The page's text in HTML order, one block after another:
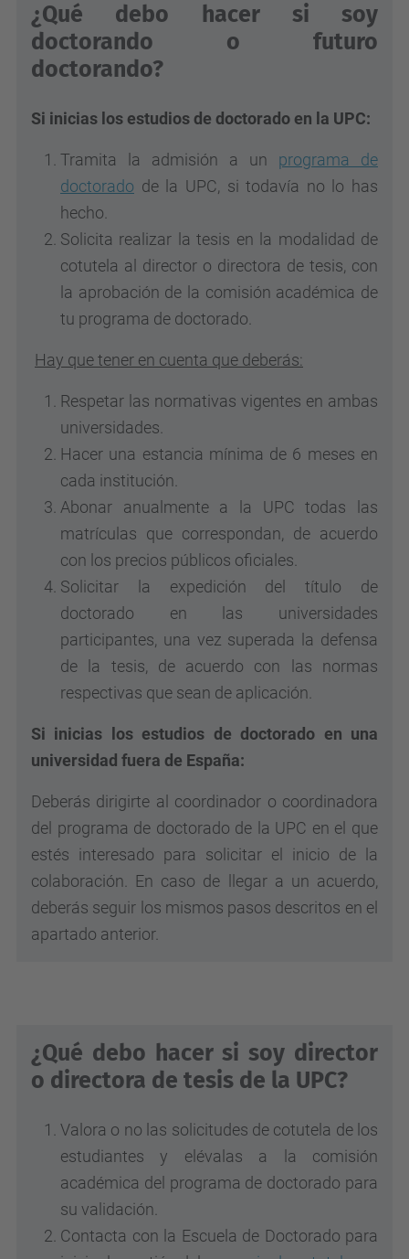
¿Qué debo hacer si soy
doctorando o futuro
doctorando?
Si inicias los estudios de doctorado en la UPC:
Tramita la admisión a un programa de
doctorado de la UPC, si todavía no lo has
hecho.
Solicita realizar la tesis en la modalidad de
cotutela al director o directora de tesis, con
la aprobación de la comisión académica de
tu programa de doctorado.
Hay que tener en cuenta que deberás:
Respetar las normativas vigentes en ambas
universidades.
Hacer una estancia mínima de 6 meses en
cada institución.
Abonar anualmente a la UPC todas las
matrículas que correspondan, de acuerdo
con los precios públicos oficiales.
Solicitar la expedición del título de
doctorado en las universidades
participantes, una vez superada la defensa
de la tesis, de acuerdo con las normas
respectivas que sean de aplicación.
Si inicias los estudios de doctorado en una
universidad fuera de España:
Deberás dirigirte al coordinador o coordinadora
del programa de doctorado de la UPC en el que
estés interesado para solicitar el inicio de la
colaboración. En caso de llegar a un acuerdo,
deberás seguir los mismos pasos descritos en el
apartado anterior.
¿Qué debo hacer si soy director
o directora de tesis de la UPC?
Valora o no las solicitudes de cotutela de los
estudiantes y elévalas a la comisión
académica del programa de doctorado para
su validación.
Contacta con la Escuela de Doctorado para